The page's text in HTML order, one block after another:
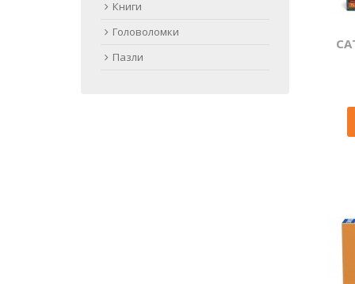
Книги
Головоломки
Пазли